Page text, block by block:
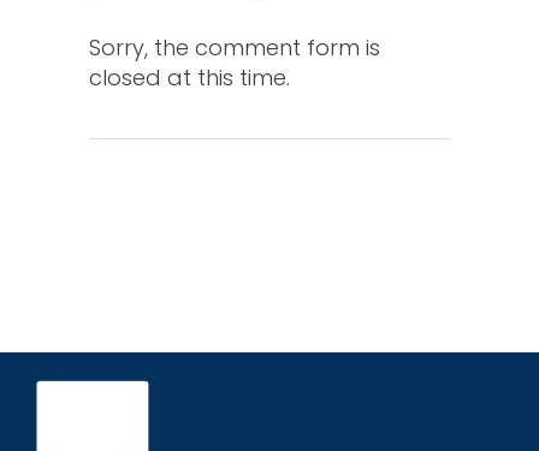
Sorry, the comment form is
closed at this time.